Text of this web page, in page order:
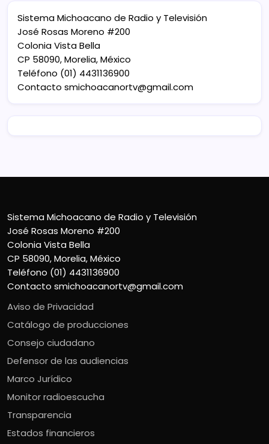
Sistema Michoacano de Radio y Televisión
José Rosas Moreno #200
Colonia Vista Bella
CP 58090, Morelia, México
Teléfono (01) 4431136900
Contacto smichoacanortv@gmail.com
Sistema Michoacano de Radio y Televisión
José Rosas Moreno #200
Colonia Vista Bella
CP 58090, Morelia, México
Teléfono (01) 4431136900
Contacto smichoacanortv@gmail.com
Aviso de Privacidad
Catálogo de producciones
Consejo ciudadano
Defensor de las audiencias
Marco Jurídico
Monitor radioescucha
Transparencia
Estados financieros